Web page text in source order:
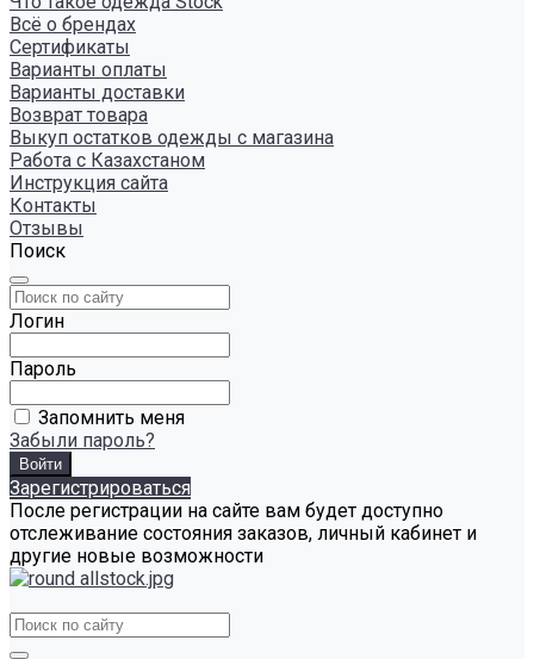
Всё о брендах
Сертификаты
Варианты оплаты
Варианты доставки
Возврат товара
Выкуп остатков одежды с магазина
Работа с Казахстаном
Инструкция сайта
Контакты
Отзывы
Поиск
Логин
Пароль
Запомнить меня
Забыли пароль?
Зарегистрироваться
После регистрации на сайте вам будет доступно
отслеживание состояния заказов, личный кабинет и
другие новые возможности